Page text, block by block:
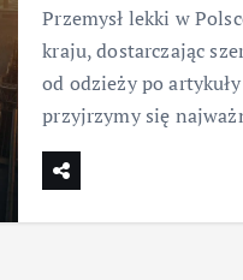
Przemysł lekki w
kraju, dostarczając
od odzieży po
przyjrzymy się